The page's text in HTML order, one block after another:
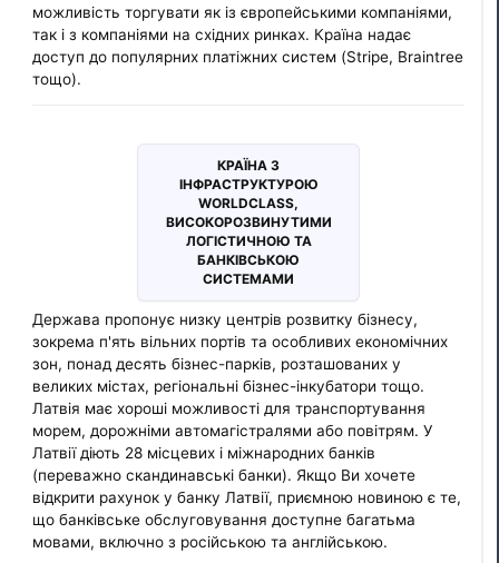
можливість торгувати як із європейськими компаніями,
так і з компаніями на східних ринках. Країна надає
доступ до популярних платіжних систем (Stripe, Braintree
тощо).
КРАЇНА З
ІНФРАСТРУКТУРОЮ
WORLDCLASS,
ВИСОКОРОЗВИНУТИМИ
ЛОГІСТИЧНОЮ ТА
БАНКІВСЬКОЮ
СИСТЕМАМИ
Держава пропонує низку центрів розвитку бізнесу,
зокрема п'ять вільних портів та особливих економічних
зон, понад десять бізнес-парків, розташованих у
великих містах, регіональні бізнес-інкубатори тощо.
Латвія має хороші можливості для транспортування
морем, дорожніми автомагістралями або повітрям. У
Латвії діють 28 місцевих і міжнародних банків
(переважно скандинавські банки). Якщо Ви хочете
відкрити рахунок у банку Латвії, приємною новиною є те,
що банківське обслуговування доступне багатьма
мовами, включно з російською та англійською.